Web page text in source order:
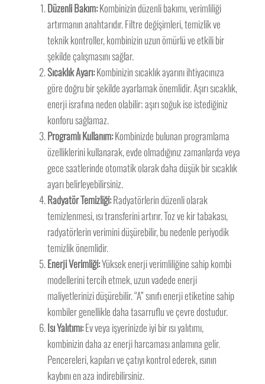
Düzenli Bakım:Kombinizin düzenli bakımı, verimliliği
artırmanın anahtarıdır. Filtre değişimleri, temizlik ve
teknik kontroller, kombinizin uzun ömürlü ve etkili bir
şekilde çalışmasını sağlar.
Sıcaklık Ayarı:Kombinizin sıcaklık ayarını ihtiyacınıza
göre doğru bir şekilde ayarlamak önemlidir. Aşırı sıcaklık,
enerji israfına neden olabilir; aşırı soğuk ise istediğiniz
konforu sağlamaz.
Programlı Kullanım:Kombinizde bulunan programlama
özelliklerini kullanarak, evde olmadığınız zamanlarda veya
gece saatlerinde otomatik olarak daha düşük bir sıcaklık
ayarı belirleyebilirsiniz.
Radyatör Temizliği:Radyatörlerin düzenli olarak
temizlenmesi, ısı transferini artırır. Toz ve kir tabakası,
radyatörlerin verimini düşürebilir, bu nedenle periyodik
temizlik önemlidir.
Enerji Verimliği:Yüksek enerji verimliliğine sahip kombi
modellerini tercih etmek, uzun vadede enerji
maliyetlerinizi düşürebilir. “A” sınıfı enerji etiketine sahip
kombiler genellikle daha tasarruflu ve çevre dostudur.
Isı Yalıtımı:Ev veya işyerinizde iyi bir ısı yalıtımı,
kombinizin daha az enerji harcaması anlamına gelir.
Pencereleri, kapıları ve çatıyı kontrol ederek, ısının
kaybını en aza indirebilirsiniz.